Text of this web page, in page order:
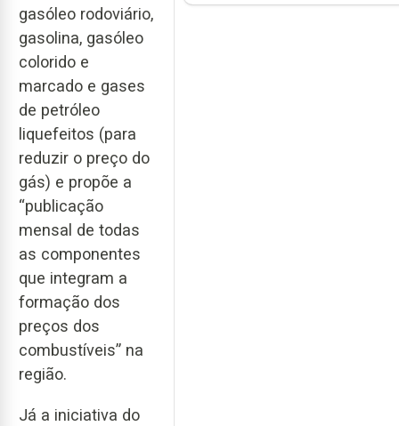
gasóleo rodoviário,
gasolina, gasóleo
colorido e
marcado e gases
de petróleo
liquefeitos (para
reduzir o preço do
gás) e propõe a
“publicação
mensal de todas
as componentes
que integram a
formação dos
preços dos
combustíveis” na
região.
Já a iniciativa do